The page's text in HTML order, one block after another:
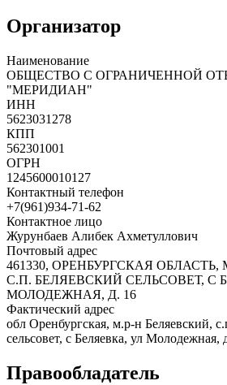
Организатор
Наименование
ОБЩЕСТВО С ОГРАНИЧЕННОЙ
"МЕРИДИАН"
ИНН
5623031278
КПП
562301001
ОГРН
1245600010127
Контактный телефон
+7(961)934-71-62
Контактное лицо
Журунбаев Алибек Ахметуллович
Почтовый адрес
461330, ОРЕНБУРГСКАЯ
С.П. БЕЛЯЕВСКИЙ СЕЛЬСОВЕТ, С
МОЛОДЕЖНАЯ, Д. 16
Фактический адрес
обл Оренбургская, м.р-н Беляевский,
сельсовет, с Беляевка, ул Молодежная,
Правообладатель